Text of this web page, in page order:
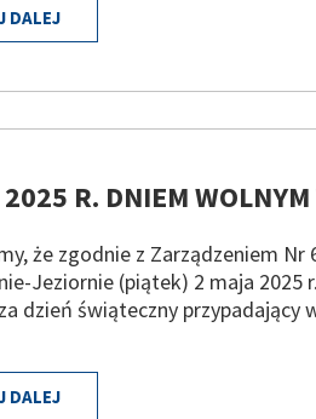
DALEJ
R. DNIEM WOLNYM
że zgodnie z Zarządzeniem
Jeziornie (piątek) 2 maja 2025
dzień świąteczny przypadający
DALEJ